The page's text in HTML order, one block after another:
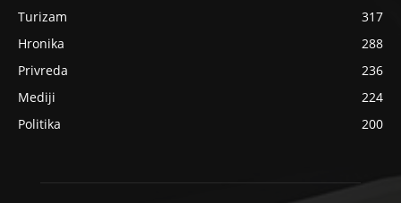
Turizam
317
Hronika
288
Privreda
236
Mediji
224
Politika
200